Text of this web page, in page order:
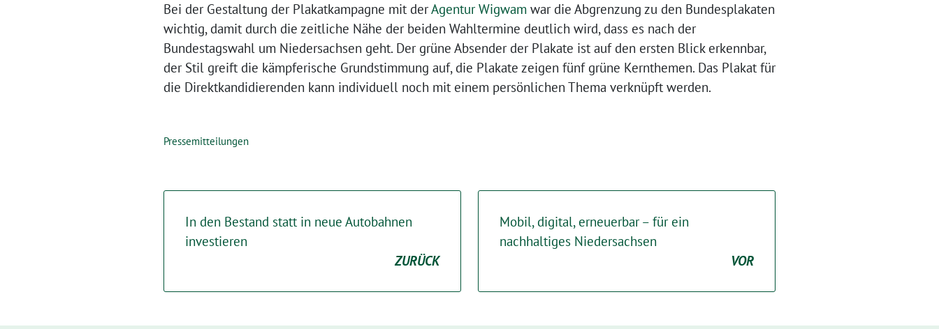
Bei der Gestaltung der Plakatkampagne mit derAgentur Wigwam war die Abgrenzung zu den Bundesplakaten
wichtig, damit durch die zeitliche Nähe der beiden Wahltermine deutlich wird, dass es nach der
Bundestagswahl um Niedersachsen geht. Der grüne Absender der Plakate ist auf den ersten Blick erkennbar,
der Stil greift die kämpferische Grundstimmung auf, die Plakate zeigen fünf grüne Kernthemen. Das Plakat für
die Direktkandidierenden kann individuell noch mit einem persönlichen Thema verknüpft werden.
Pressemitteilungen
In den Bestand statt in neue Autobahnen
investieren
ZURÜCK
Mobil, digital, erneuerbar – für ein
nachhaltiges Niedersachsen
VOR